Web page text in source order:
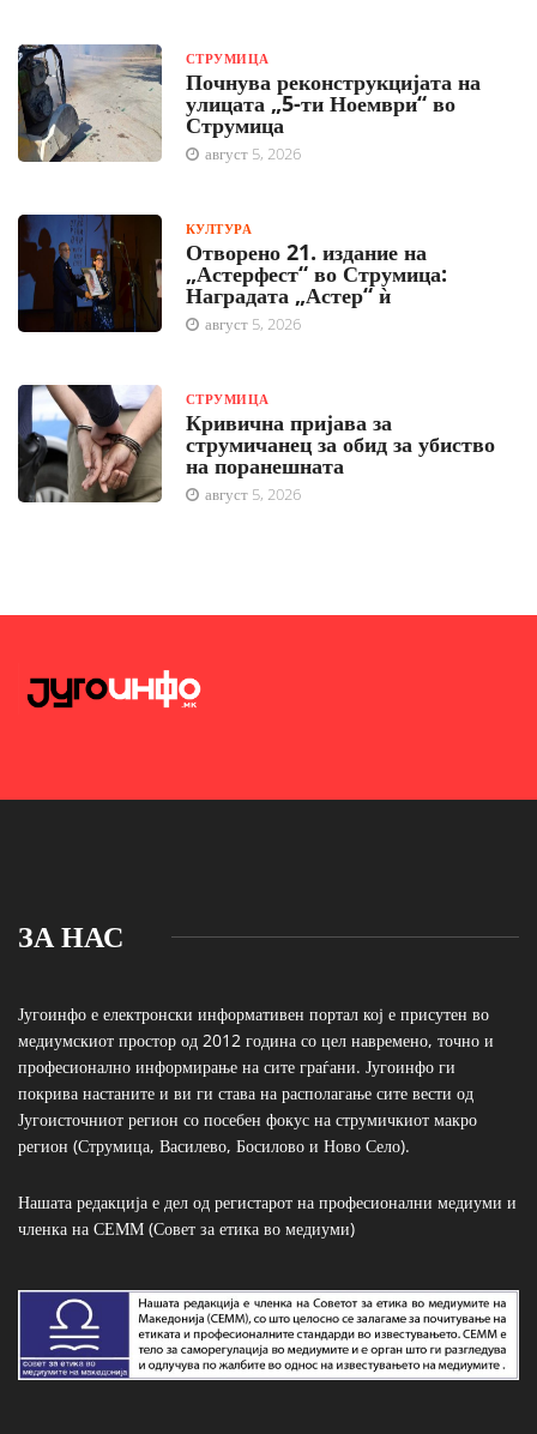
СТРУМИЦА
Почнува реконструкцијата на
улицата „5-ти Ноември“ во
Струмица
август 5, 2026
КУЛТУРА
Отворено 21. издание на
„Астерфест“ во Струмица:
Наградата „Астер“ ѝ
август 5, 2026
СТРУМИЦА
Кривична пријава за
струмичанец за обид за убиство
на поранешната
август 5, 2026
ЗА НАС
Југоинфо е електронски информативен портал кој е присутен во
медиумскиот простор од 2012 година со цел навремено, точно и
професионално информирање на сите граѓани. Југоинфо ги
покрива настаните и ви ги става на располагање сите вести од
Југоисточниот регион со посебен фокус на струмичкиот макро
регион (Струмица, Василево, Босилово и Ново Село).
Нашата редакција е дел од регистарот на професионални медиуми и
членка на СЕММ (Совет за етика во медиуми)